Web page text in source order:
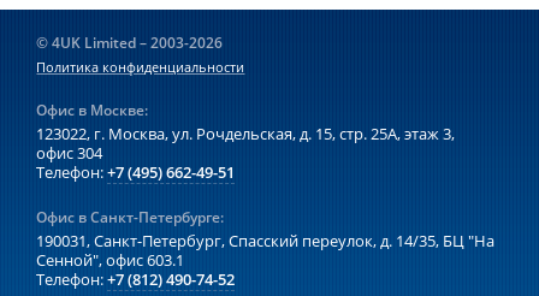
Оффшоры в Белизе
Оффшоры на БВО (BVI)
Оффшоры в Панаме
Финансовая отчетность
Ликвидация зарубежных компаний
Открытие счёта
© 4UK Limited – 2003-2026
Политика конфиденциальности
Офис в Москве:
123022, г. Москва, ул. Рочдельская, д. 15, стр. 25А,этаж 3,
офис 304
Телефон:+7 (495) 662-49-51
Офис в Санкт-Петербурге:
190031, Санкт-Петербург, Спасский переулок, д. 14/35, БЦ "На
Сенной", офис 603.1
Телефон:+7 (812) 490-74-52